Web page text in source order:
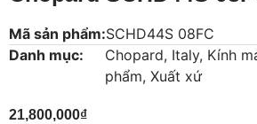
Mã sản phẩm:SCHD44S 08FC
Danh mục:
Chopard, Italy, Kính
phẩm, Xuất xứ
21,800,000₫